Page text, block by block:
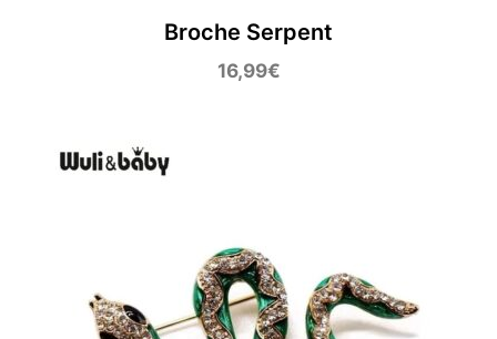
Broche Serpent
16,99€